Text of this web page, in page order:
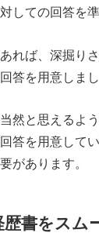
しての回答を
れば、深掘り
答を用意しまし
然と思えるよ
答を用意して
があります。
歴書をスム